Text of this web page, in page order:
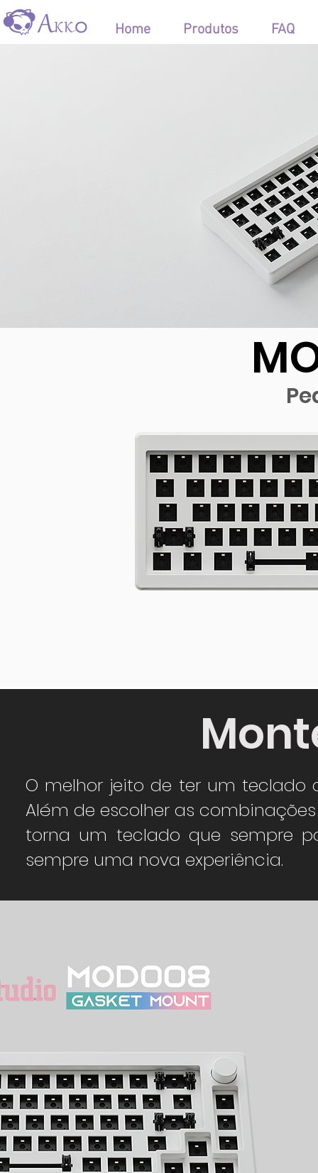
Home Produtos FAQ
O melhor jeito de ter um teclado
Além de escolher as
torna um teclado que sempre
sempre uma nova experiência.